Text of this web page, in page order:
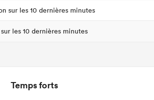
sur les 10 dernières minutes
sur les 10 dernières minutes
Temps forts